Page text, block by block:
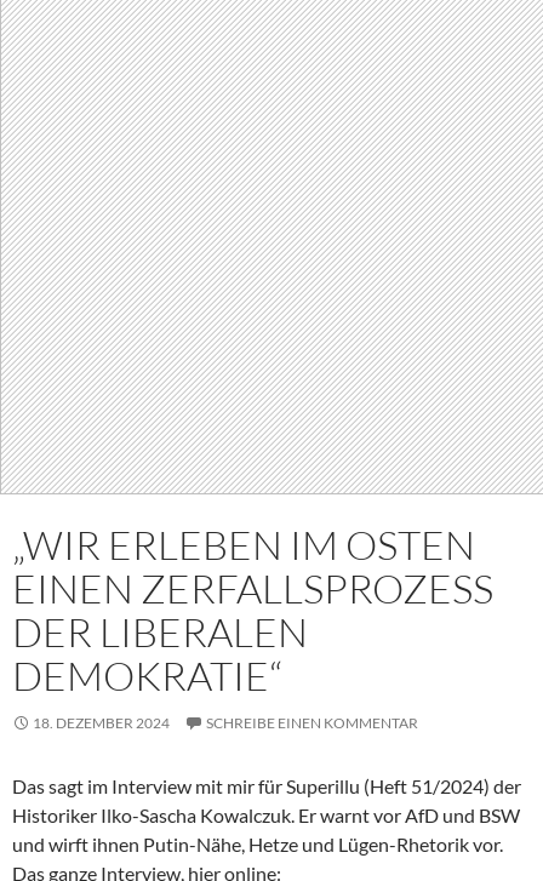
„WIR ERLEBEN IM OSTEN
EINEN ZERFALLSPROZESS
DER LIBERALEN
DEMOKRATIE“
18. DEZEMBER 2024 SCHREIBE EINEN KOMMENTAR
Das sagt im Interview mit mir für Superillu (Heft 51/2024) der
Historiker Ilko-Sascha Kowalczuk. Er warnt vor AfD und BSW
und wirft ihnen Putin-Nähe, Hetze und Lügen-Rhetorik vor.
Das ganze Interview, hier online: